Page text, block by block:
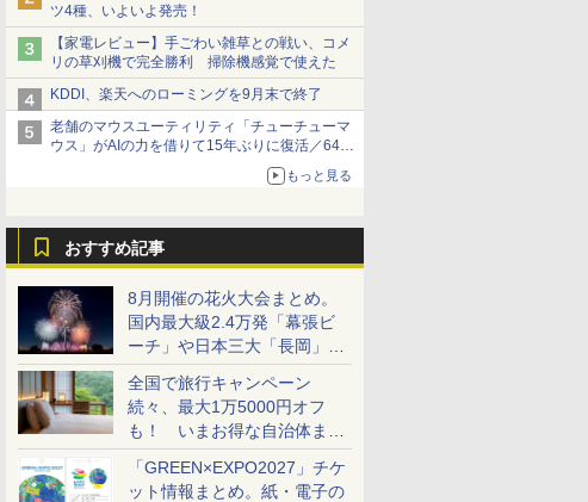
ツ4種、いよいよ発売！
【家電レビュー】手ごわい雑草との戦い、コメ
リの草刈機で完全勝利 掃除機感覚で使えた
KDDI、楽天へのローミングを9月末で終了
老舗のマウスユーティリティ「チューチューマ
ウス」がAIの力を借りて15年ぶりに復活／64bit
化、Windows 10/11、「Chrome」も走り回
る。復活記念で2026年末まで500円
もっと見る
おすすめ記事
8月開催の花火大会まとめ。
国内最大級2.4万発「幕張ビ
ーチ」や日本三大「長岡」な
ど大型イベント目白押し！
全国で旅行キャンペーン
続々、最大1万5000円オフ
も！ いまお得な自治体まと
め
「GREEN×EXPO2027」チケ
ット情報まとめ。紙・電子の